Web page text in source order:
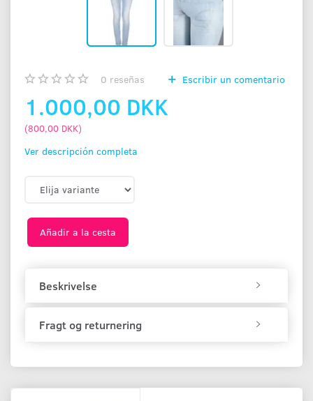
0 reseñas Escribir un comentario
1.000,00 DKK
(800,00 DKK)
Ver descripción completa
Añadir a la cesta
Beskrivelse
Fragt og returnering